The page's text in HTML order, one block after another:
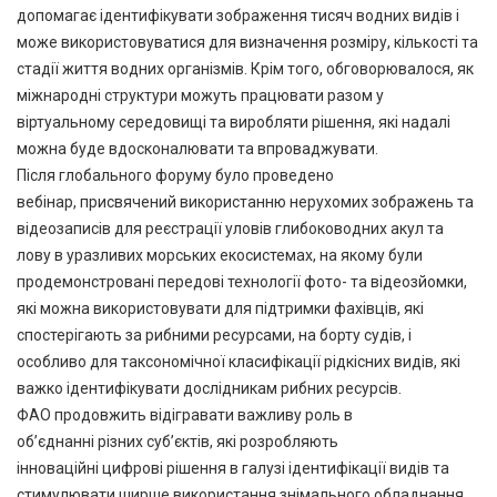
допомагає ідентифікувати зображення тисяч водних видів і
може використовуватися для визначення розміру, кількості та
стадії життя водних організмів. Крім того, обговорювалося, як
міжнародні структури можуть працювати разом у
віртуальному середовищі та виробляти рішення, які надалі
можна буде вдосконалювати та впроваджувати.
Після глобального форуму було проведено
вебінар, присвячений використанню нерухомих зображень та
відеозаписів для реєстрації уловів глибоководних акул та
лову в уразливих морських екосистемах, на якому були
продемонстровані передові технології фото- та відеозйомки,
які можна використовувати для підтримки фахівців, які
спостерігають за рибними ресурсами, на борту судів, і
особливо для таксономічної класифікації рідкісних видів, які
важко ідентифікувати дослідникам рибних ресурсів.
ФАО продовжить відігравати важливу роль в
об’єднанні різних суб’єктів, які розробляють
інноваційні цифрові рішення в галузі ідентифікації видів та